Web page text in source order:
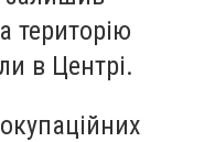
територію
в Центрі.